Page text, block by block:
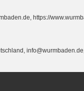
https://